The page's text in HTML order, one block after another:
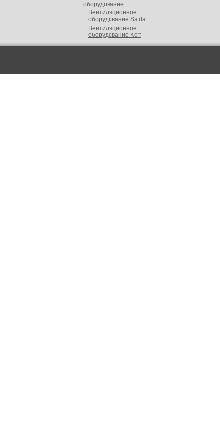
оборудование
Вентиляционное
оборудование Salda
Вентиляционное
оборудование Korf